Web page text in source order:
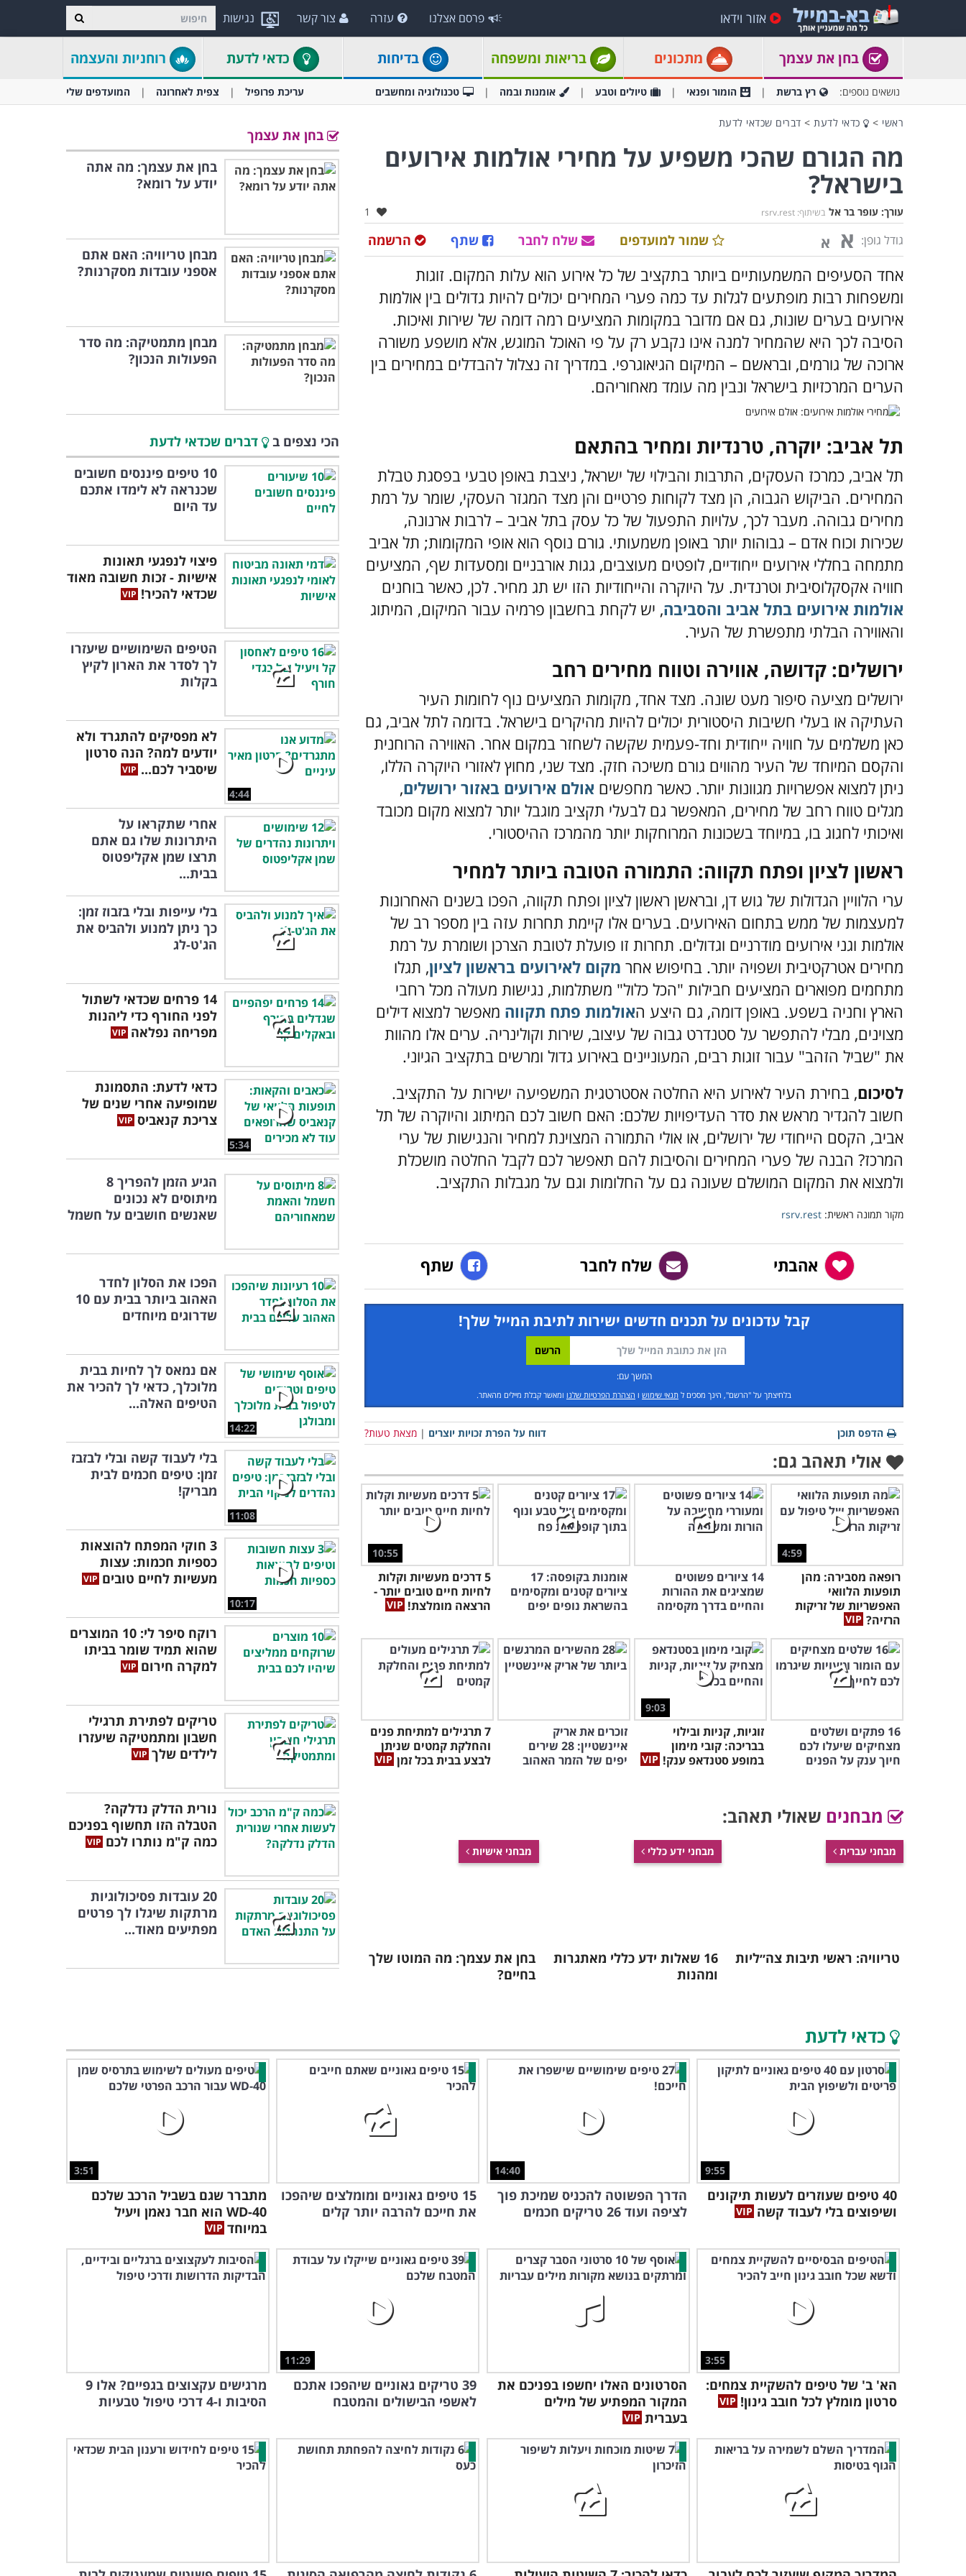
נגישות אזור וידאו פרסם אצלנו עזרה צור קשר
בחן את עצמך מתכונים בריאות ומשפחה בדיחות כדאי לדעת רוחניות והעצמה
נושאים נוספים: רץ ברשת הומור ופנאי טיולים וטבע אומנות ובמה טכנולוגיה ומחשבים עריכת פרופיל צפית לאחרונה המועדפים שלי
ראשי > כדאי לדעת > דברים שכדאי לדעת
מה הגורם שהכי משפיע על מחירי אולמות אירועים
בישראל?
בשיתוף: rsrv.rest עורך: עופר בר אל אהבו:1
גודל גופן: א א הרשמה שתף שלח לחבר שמור למועדפים
אחד הסעיפים המשמעותיים ביותר בתקציב של כל אירוע הוא עלות המקום. זוגות
ומשפחות רבות מופתעים לגלות עד כמה פערי המחירים יכולים להיות גדולים בין אולמות
אירועים בערים שונות, גם אם מדובר במקומות המציעים רמה דומה של שירות ואיכות.
הסיבה לכך היא שהמחיר למנה אינו נקבע רק על פי האוכל המוגש, אלא מושפע משורה
ארוכה של גורמים, ובראשם – המיקום הגיאוגרפי. במדריך זה נצלול להבדלים במחירים בין
הערים המרכזיות בישראל ונבין מה עומד מאחוריהם.
תל אביב: יוקרה, טרנדיות ומחיר בהתאם
תל אביב, כמרכז העסקים, התרבות והבילוי של ישראל, ניצבת באופן טבעי בפסגת טבלת
המחירים. הביקוש הגבוה, הן מצד לקוחות פרטיים והן מצד המגזר העסקי, שומר על רמת
מחירים גבוהה. מעבר לכך, עלויות התפעול של כל עסק בתל אביב – לרבות ארנונה,
שכירות וכוח אדם – גבוהות יותר באופן משמעותי. גורם נוסף הוא אופי המקומות; תל אביב
מתמחה בחללי אירועים ייחודיים, לופטים מעוצבים, גגות אורבניים ומסעדות שף, המציעים
חוויה אקסקלוסיבית וטרנדית. על היוקרה והייחודיות הזו יש תג מחיר. לכן, כאשר בוחנים
אולמות אירועים בתל אביב והסביבה, יש לקחת בחשבון פרמיה עבור המיקום, המיתוג
והאווירה הבלתי מתפשרת של העיר.
ירושלים: קדושה, אווירה וטווח מחירים רחב
ירושלים מציעה סיפור מעט שונה. מצד אחד, מקומות המציעים נוף לחומות העיר
העתיקה או בעלי חשיבות היסטורית יכולים להיות מהיקרים בישראל. בדומה לתל אביב, גם
כאן משלמים על חוויה ייחודית וחד-פעמית שקשה לשחזר במקום אחר. האווירה הרוחנית
והקסם המיוחד של העיר מהווים גורם משיכה חזק. מצד שני, מחוץ לאזורי היוקרה הללו,
ניתן למצוא אפשרויות מגוונות יותר. כאשר מחפשים אולם אירועים באזור ירושלים,
מגלים טווח רחב של מחירים, המאפשר גם לבעלי תקציב מוגבל יותר למצוא מקום מכובד
ואיכותי לחגוג בו, במיוחד בשכונות המרוחקות יותר מהמרכז ההיסטורי.
ראשון לציון ופתח תקווה: התמורה הטובה ביותר למחיר
ערי הלוויין הגדולות של גוש דן, ובראשן ראשון לציון ופתח תקווה, הפכו בשנים האחרונות
למעצמות של ממש בתחום האירועים. בערים אלו קיימת תחרות עזה בין מספר רב של
אולמות וגני אירועים מודרניים וגדולים. תחרות זו פועלת לטובת הצרכן ושומרת על רמת
מחירים אטרקטיבית ושפויה יותר. בחיפוש אחר מקום לאירועים בראשון לציון, תגלו
מתחמים מפוארים המציעים חבילות "הכל כלול" משתלמות, נגישות מעולה מכל רחבי
הארץ וחניה בשפע. באופן דומה, גם היצע האולמות פתח תקווה מאפשר למצוא דילים
מצוינים, מבלי להתפשר על סטנדרט גבוה של עיצוב, שירות וקולינריה. ערים אלו מהוות
את "שביל הזהב" עבור זוגות רבים, המעוניינים באירוע גדול ומרשים בתקציב הגיוני.
לסיכום, בחירת העיר לאירוע היא החלטה אסטרטגית המשפיעה ישירות על התקציב.
חשוב להגדיר מראש את סדר העדיפויות שלכם: האם חשוב לכם המיתוג והיוקרה של תל
אביב, הקסם הייחודי של ירושלים, או אולי התמורה המצוינת למחיר והנגישות של ערי
המרכז? הבנה של פערי המחירים והסיבות להם תאפשר לכם לקבל החלטה מושכלת
ולמצוא את המקום המושלם שעונה גם על החלומות וגם על מגבלות התקציב.
מקור תמונה ראשית: rsrv.rest
אהבתי שלח לחבר שתף
קבל עדכונים על תכנים חדשים ישירות לתיבת המייל שלך!
המשך עם:
בלחיצתך על "הרשם", הינך מסכים ל תנאי שימוש ו הצהרת הפרטיות שלנו ומאשר קבלת מיילים מהאתר.
דווח על הפרת זכויות יוצרים | מצאת טעות? הדפס תוכן
אולי תאהב גם:
4:59
רופאה מסבירה: מהן
תופעות הלוואי
האפשריות של זריקות
הרזיה?
14 ציורים פשוטים
שמציגים את ההורות
והחיים בדרך מקסימה
אומנות בקופסה: 17
ציורים קטנים ומקסימים
בהשראת נופים יפים
10:55
5 דרכים מעשיות וקלות
לחיות חיים טובים יותר -
הרצאה מומלצת!
16 פתקים ושלטים
מצחיקים שיעלו לכם
חיוך ענק על הפנים
9:03
זוגיות, קניות ובילוי
בבריכה: קובי מימון
במופע סטנדאפ ענק!
זוכרים את אריק
איינשטיין: 28 שירים
יפים של הזמר האהוב
7 תרגילים למתיחת פנים
והחלקת קמטים שניתן
לבצע בבית בכל זמן
מבחנים שאולי תאהב:
מבחני עברית
טריוויה: ראשי תיבות צה״ליות
מבחני ידע כללי
16 שאלות ידע כללי מאתגרות
ומהנות
מבחני אישיות
בחן את עצמך: מה המוטו שלך
בחיים?
בחן את עצמך
בחן את עצמך: מה אתה
יודע על רומא?
מבחן טריוויה: האם אתם
אספני עובדות מסקרנות?
מבחן מתמטיקה: מה סדר
הפעולות הנכון?
הכי נצפים ב
דברים שכדאי לדעת
10 טיפים פיננסים חשובים
שכנראה לא לימדו אתכם
עד היום
פיצוי לנפגעי תאונות
אישיות - זכות חשובה מאוד
שכדאי להכיר!
הטיפים השימושיים שיעזרו
לך לסדר את הארון לקיץ
בקלות
4:44
לא מפסיקים להתגרד ולא
יודעים למה? הנה סרטון
שיסביר לכם...
אחרי שתקראו על
היתרונות שלו גם אתם
תרצו שמן אקליפטוס
בבית...
בלי עייפות ובלי בזבוז זמן:
כך ניתן למנוע ולהביס את
הג'ט-לג
14 פרחים שכדאי לשתול
לפני החורף כדי ליהנות
מפריחה נפלאה
5:34
כדאי לדעת: התסמונת
שמופיעה אחרי שנים של
צריכת קנאביס
הגיע הזמן להפריך 8
מיתוסים לא נכונים
שאנשים חושבים על חשמל
הפכו את הסלון לחדר
האהוב ביותר בבית עם 10
שדרוגים מיוחדים
14:22
אם נמאס לך לחיות בבית
מלוכלך, כדאי לך להכיר את
הטיפים האלה...
11:08
בלי לעבוד קשה ובלי לבזבז
זמן: טיפים חכמים לבית
מבריק!
10:17
3 חוקי המפתח להוצאות
כספיות חכמות: עצות
מעשיות לחיים טובים
רוקח סיפר לי: 10 המוצרים
שהוא תמיד שומר בביתו
למקרה חירום
טריקים לפתירת תרגילי
חשבון ומתמטיקה שיעזרו
לילדים שלך
נורית הדלק נדלקה?
הטבלה הזו תחשוף בפניכם
כמה ק"מ נותרו לכם
20 עובדות פסיכולוגיות
מרתקות שיגלו לך פרטים
מפתיעים מאוד...
כדאי לדעת
9:55
40 טיפים שעוזרים לעשות תיקונים
ושיפוצים בלי לעבוד קשה
14:40
הדרך הפשוטה להכניס שמיכת פוך
לציפה ועוד 26 טריקים חכמים
15 טיפים גאוניים ומומלצים שיהפכו
את חייכם להרבה יותר קלים
3:51
מתברר שגם בשביל הרכב שלכם
WD-40 הוא חבר נאמן ויעיל
במיוחד
3:55
הא' ב' של טיפים להשקיית צמחים:
סרטון מומלץ לכל חובב גינון!
הסרטונים האלו יחשפו בפניכם את
המקור המפתיע של מילים
בעברית
11:29
39 טריקים גאוניים שיהפכו אתכם
לאשפי הבישולים והמטבח
מרגישים עקצוצים בגפיים? אלו 9
הסיבות ו-4 דרכי טיפול טבעיות